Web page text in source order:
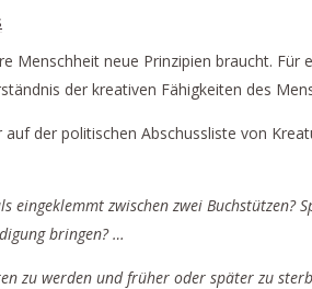
Menschheit neue Prinzipien braucht.
der kreativen Fähigkeiten des
der politischen Abschussliste von
eingeklemmt zwischen zwei
bringen? …
zu werden und früher oder später zu